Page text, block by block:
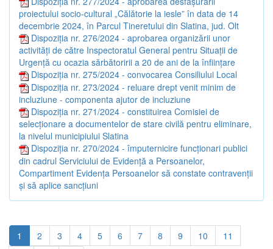
proiectului socio-cultural „Călătorie la iesle” în data de 14
decembrie 2024, în Parcul Tineretului din Slatina, jud. Olt
Dispoziția nr. 276/2024 - aprobarea organizării unor
activități de către Inspectoratul General pentru Situații de
Urgență cu ocazia sărbătoririi a 20 de ani de la înființare
Dispoziția nr. 275/2024 - convocarea Consiliului Local
Dispoziția nr. 273/2024 - reluare drept venit minim de
incluziune - componenta ajutor de incluziune
Dispoziția nr. 271/2024 - constituirea Comisiei de
selecționare a documentelor de stare civilă pentru eliminare,
la nivelul municipiului Slatina
Dispoziția nr. 270/2024 - împuternicire funcționari publici
din cadrul Serviciului de Evidență a Persoanelor,
Compartiment Evidența Persoanelor să constate contravenții
și să aplice sancțiuni
1 2 3 4 5 6 7 8 9 10
11